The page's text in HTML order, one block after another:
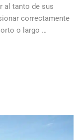
al tanto de sus
correctamente
o largo …